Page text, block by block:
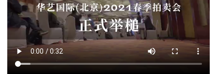
服务指南
新闻中心